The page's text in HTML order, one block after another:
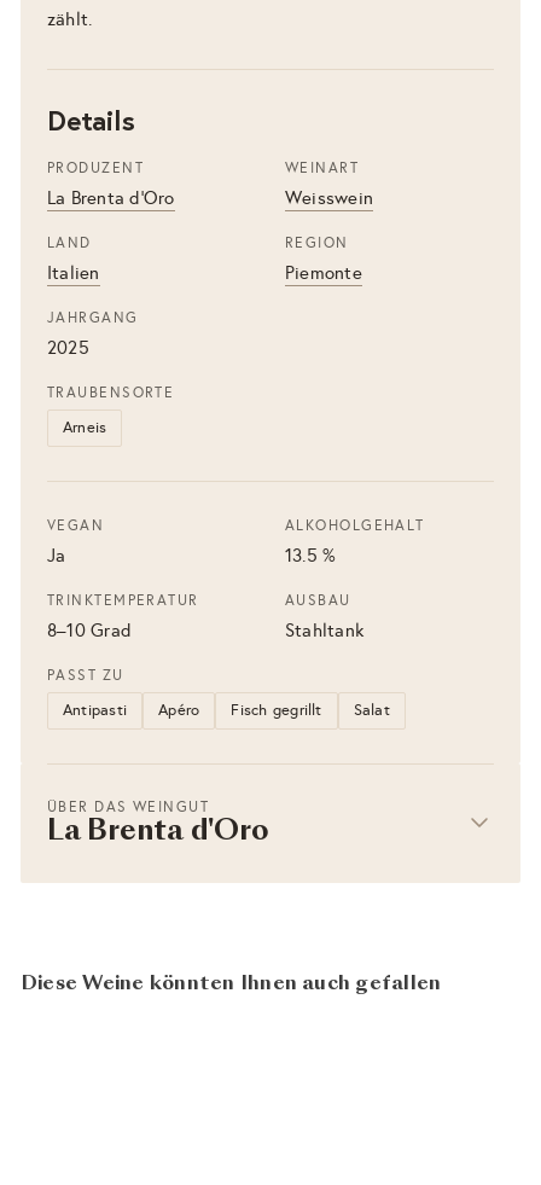
zählt.
Details
PRODUZENT
La Brenta d'Oro
WEINART
Weisswein
LAND
Italien
REGION
Piemonte
JAHRGANG
2025
TRAUBENSORTE
Arneis
VEGAN
Ja
ALKOHOLGEHALT
13.5 %
TRINKTEMPERATUR
8–10 Grad
AUSBAU
Stahltank
PASST ZU
Antipasti Apéro Fisch gegrillt Salat
ÜBER DAS WEINGUT
La Brenta d'Oro
Diese Weine könnten Ihnen auch gefallen